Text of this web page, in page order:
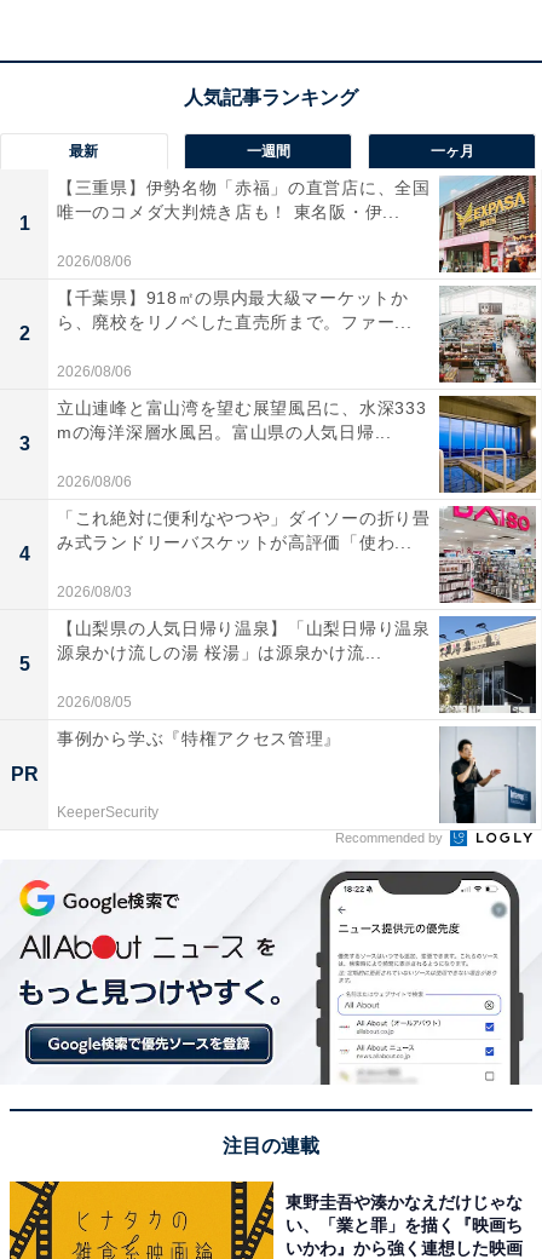
秋に見るのにおすすめの星は？
月を望遠鏡で見たイメージ ※144倍（画像提供：Vixen）
秋のお月見シーズン、天体観察におすすめなのは
「月」。そして2023年の秋は、「土星」と「木星」が見
ごろを迎えます。天体望遠鏡を使うと、月のクレーター
や土星の環、木星の縞模様や、木星の周りを回っている
「ガリレオ衛星」まで見ることができますので、持って
いる人はぜひ活用してください。
ちなみに、ギリシャ神話の古代エチオピア王家にまつわ
る星座の話がとても面白いので、興味のある人は調べて
みてください。神話を思い浮かべながら秋の夜空を見上
最新 一週間 一ヶ月
1
【三重県】伊勢名物「赤福」の直営店に、全国
唯一のコメダ大判焼き店も！ 東名阪・伊...
2026/08/06
2
【千葉県】918㎡の県内最大級マーケットか
ら、廃校をリノベした直売所まで。ファー...
2026/08/06
3
立山連峰と富山湾を望む展望風呂に、水深333
mの海洋深層水風呂。富山県の人気日帰...
2026/08/06
4
「これ絶対に便利なやつや」ダイソーの折り畳
み式ランドリーバスケットが高評価「使わ...
2026/08/03
5
【山梨県の人気日帰り温泉】「山梨日帰り温泉
源泉かけ流しの湯 桜湯」は源泉かけ流...
2026/08/05
PR
事例から学ぶ『特権アクセス管理』
KeeperSecurity
Recommended by
注目の連載
東野圭吾や湊かなえだけじゃな
い、「業と罪」を描く『映画ち
いかわ』から強く連想した映画